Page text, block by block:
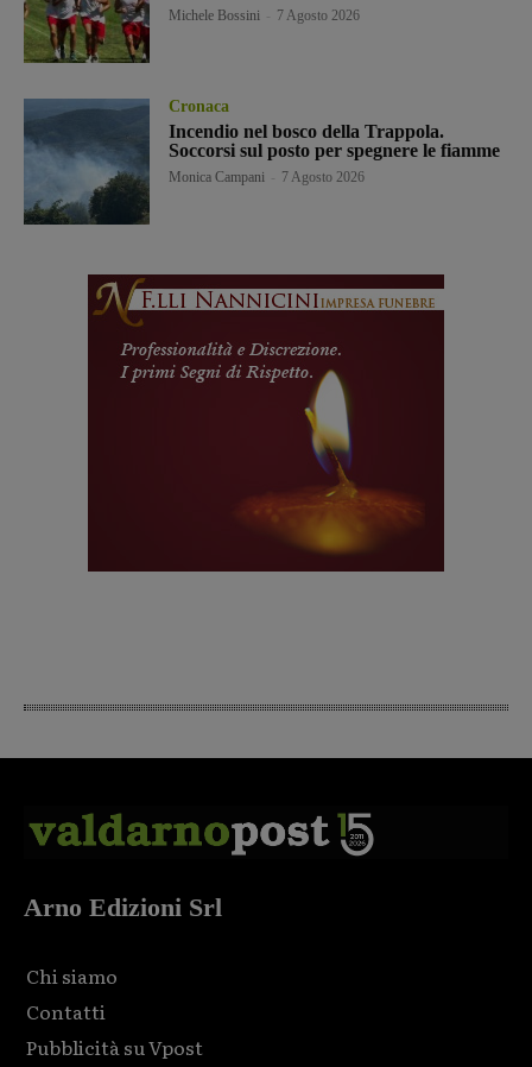
Michele Bossini 7 Agosto 2026
Cronaca
Incendio nel bosco della Trappola.
Soccorsi sul posto per spegnere le fiamme
Monica Campani 7 Agosto 2026
Arno Edizioni Srl
Chi siamo
Contatti
Pubblicità su Vpost